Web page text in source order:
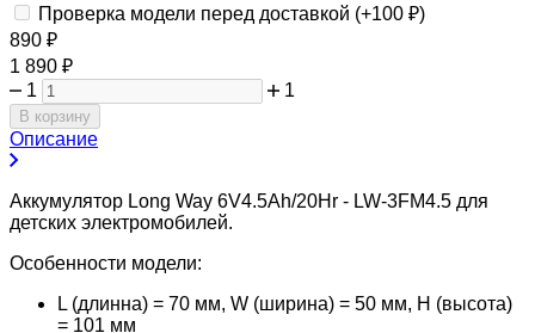
Проверка модели перед доставкой (+100 ₽)
890 ₽
1 890 ₽
1
1
В корзину
Описание
Аккумулятор Long Way 6V4.5Ah/20Hr - LW-3FM4.5 для
детских электромобилей.
Особенности модели:
L (длинна) = 70 мм, W (ширина) = 50 мм, H (высота)
= 101 мм